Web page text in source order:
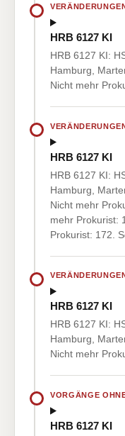
HRB 6127 KI
HRB 6127 KI:
Hamburg,
Nicht mehr
HRB 6127 KI
HRB 6127 KI:
Hamburg,
Nicht mehr
mehr Prokurist:
Prokurist: 172.
VERÄNDERUNGEN
HRB 6127 KI
HRB 6127 KI:
Hamburg,
Nicht mehr
VORGÄNGE
HRB 6127 KI